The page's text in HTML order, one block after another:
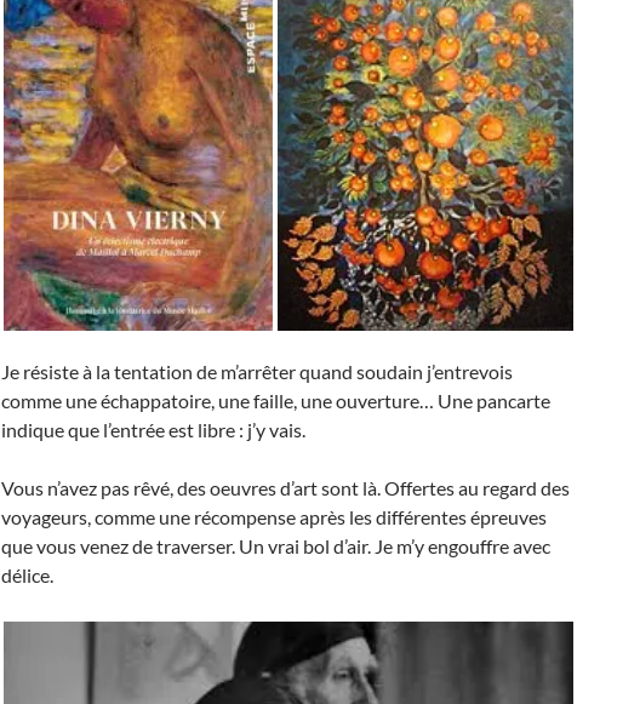
Je résiste à la tentation de m’arrêter quand soudain j’entrevois
comme une échappatoire, une faille, une ouverture… Une pancarte
indique que l’entrée est libre : j’y vais.
Vous n’avez pas rêvé, des oeuvres d’art sont là. Offertes au regard des
voyageurs, comme une récompense après les différentes épreuves
que vous venez de traverser. Un vrai bol d’air. Je m’y engouffre avec
délice.